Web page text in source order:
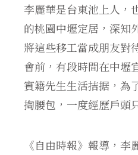
李麗華是台東池上人，
的桃園中壢定居，深知
將這些移工當成朋友對
會前，有段時間在中壢
賓籍先生生活拮据，為
掏腰包，一度經歷戶頭
《自由時報》報導，